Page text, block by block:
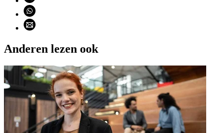
Deel via WhatsApp (opent WhatsApp)
Deel via email (opent email programma)
Anderen lezen ook